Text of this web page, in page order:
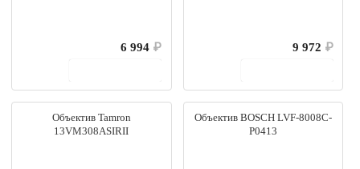
6 994 ₽
9 972 ₽
Объектив Tamron
13VM308ASIRII
Объектив BOSCH LVF-8008C-
P0413